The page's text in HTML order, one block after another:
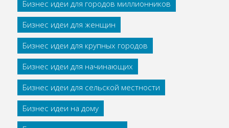
Бизнес идеи для городов миллионников
Бизнес идеи для женщин
Бизнес идеи для крупных городов
Бизнес идеи для начинающих
Бизнес идеи для сельской местности
Бизнес идеи на дому